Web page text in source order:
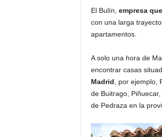
El Bulín, empresa
con una larga
apartamentos.
A solo una hora de
encontrar casas
Madrid , por
de Buitrago,
de Pedraza en la